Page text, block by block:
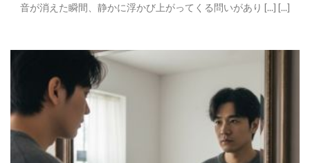
音が消えた瞬間、静かに浮かび上がってくる問いがあり [...] [...]